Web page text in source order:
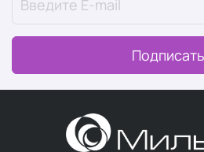
и пряного рома
завершают композицию
белого мускуса и кедра
Вся линейка WAVE объединена